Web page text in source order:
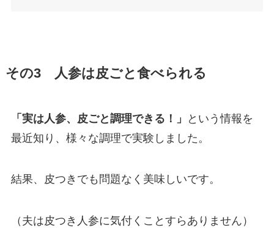
その3 人参は皮ごと食べられる
「実は人参、皮ごと調理できる！」
という情報を
最近知り、様々な調理で実験しました。
結果、皮つきでも問題なく美味しいです。
（夫は皮つき人参に気付くことすらありません）